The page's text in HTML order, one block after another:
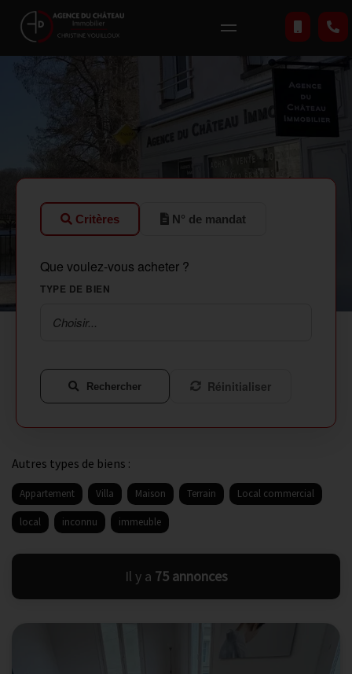
Critères N° de mandat
Que voulez-vous acheter ?
TYPE DE BIEN
Choisir...
Rechercher Réinitialiser
Autres types de biens :
Appartement Villa Maison Terrain Local commercial
local inconnu immeuble
Il y a 75 annonces